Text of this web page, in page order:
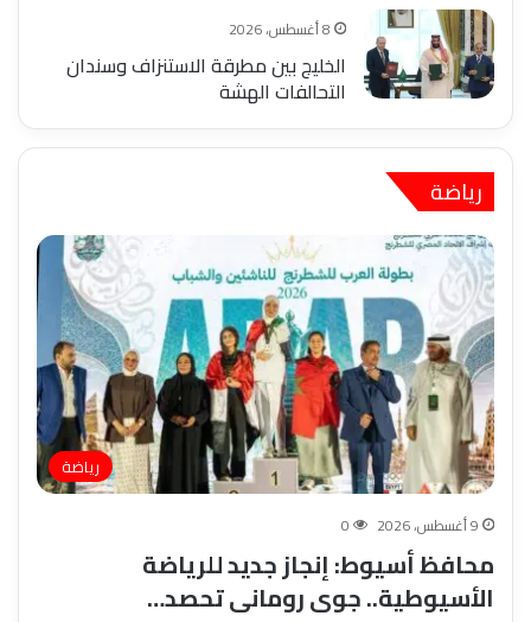
8 أغسطس، 2026
الخليج بين مطرقة الاستنزاف وسندان
التحالفات الهشة
رياضة
رياضة
9 أغسطس، 2026 0
محافظ أسيوط: إنجاز جديد للرياضة
الأسيوطية.. جوى رومانى تحصد…